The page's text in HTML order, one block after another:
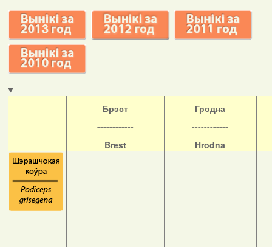
Брэст
------------
Brest
Гродна
------------
Hrodna